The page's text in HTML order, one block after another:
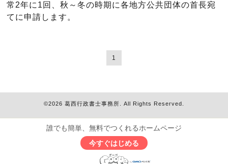
常2年に1回、秋～冬の時期に各地方公共団体の首長宛
てに申請します。
1
©2026 葛西行政書士事務所 . All Rights Reserved.
誰でも簡単、無料でつくれるホームページ
今すぐはじめる